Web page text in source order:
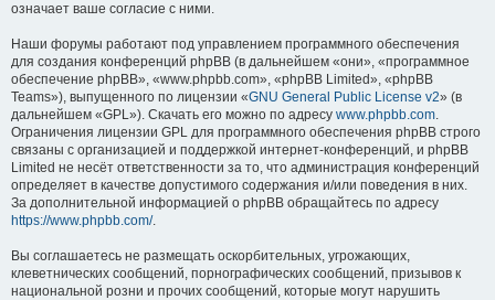
означает ваше согласие с ними.
Наши форумы работают под управлением программного обеспечения
для создания конференций phpBB (в дальнейшем «они», «программное
обеспечение phpBB», «www.phpbb.com», «phpBB Limited», «phpBB
Teams»), выпущенного по лицензии «GNU General Public License v2» (в
дальнейшем «GPL»). Скачать его можно по адресу www.phpbb.com.
Ограничения лицензии GPL для программного обеспечения phpBB строго
связаны с организацией и поддержкой интернет-конференций, и phpBB
Limited не несёт ответственности за то, что администрация конференций
определяет в качестве допустимого содержания и/или поведения в них.
За дополнительной информацией о phpBB обращайтесь по адресу
https://www.phpbb.com/.
Вы соглашаетесь не размещать оскорбительных, угрожающих,
клеветнических сообщений, порнографических сообщений, призывов к
национальной розни и прочих сообщений, которые могут нарушить